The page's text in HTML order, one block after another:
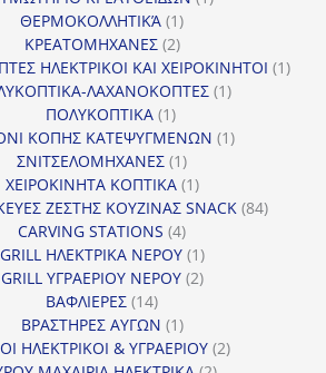
ΘΕΡΜΟΚΟΛΛΗΤΙΚΆ 11
προϊόν
ΚΡΕΑΤΟΜΗΧΑΝΕΣ 22
προϊόντα
ΗΛΕΚΤΡΙΚΟΙ ΚΑΙ ΧΕΙΡΟΚΙΝΗΤΟΙ 11
ΛΑΧΑΝΟΚΟΠΤΕΣ 11
ΠΟΛΥΚΟΠΤΙΚΑ 11
προϊόν
ΚΟΠΗΣ ΚΑΤΕΨΥΓΜΕΝΩΝ 11
ΣΝΙΤΣΕΛΟΜΗΧΑΝΕΣ 11
προϊόν
ΧΕΙΡΟΚΙΝΗΤΑ ΚΟΠΤΙΚΑ 11
προϊόν
ΖΕΣΤΗΣ ΚΟΥΖΙΝΑΣ SNACK 8484
CARVING STATIONS 44
προϊόντα
GRILL ΗΛΕΚΤΡΙΚΑ ΝΕΡΟΥ 11
προϊόν
GRILL ΥΓΡΑΕΡΙΟΥ ΝΕΡΟΥ 22
ΒΑΦΛΙΕΡΕΣ 1414
προϊόντα
ΒΡΑΣΤΗΡΕΣ ΑΥΓΩΝ 11
προϊόν
ΗΛΕΚΤΡΙΚΟΙ & ΥΓΡΑΕΡΙΟΥ 22